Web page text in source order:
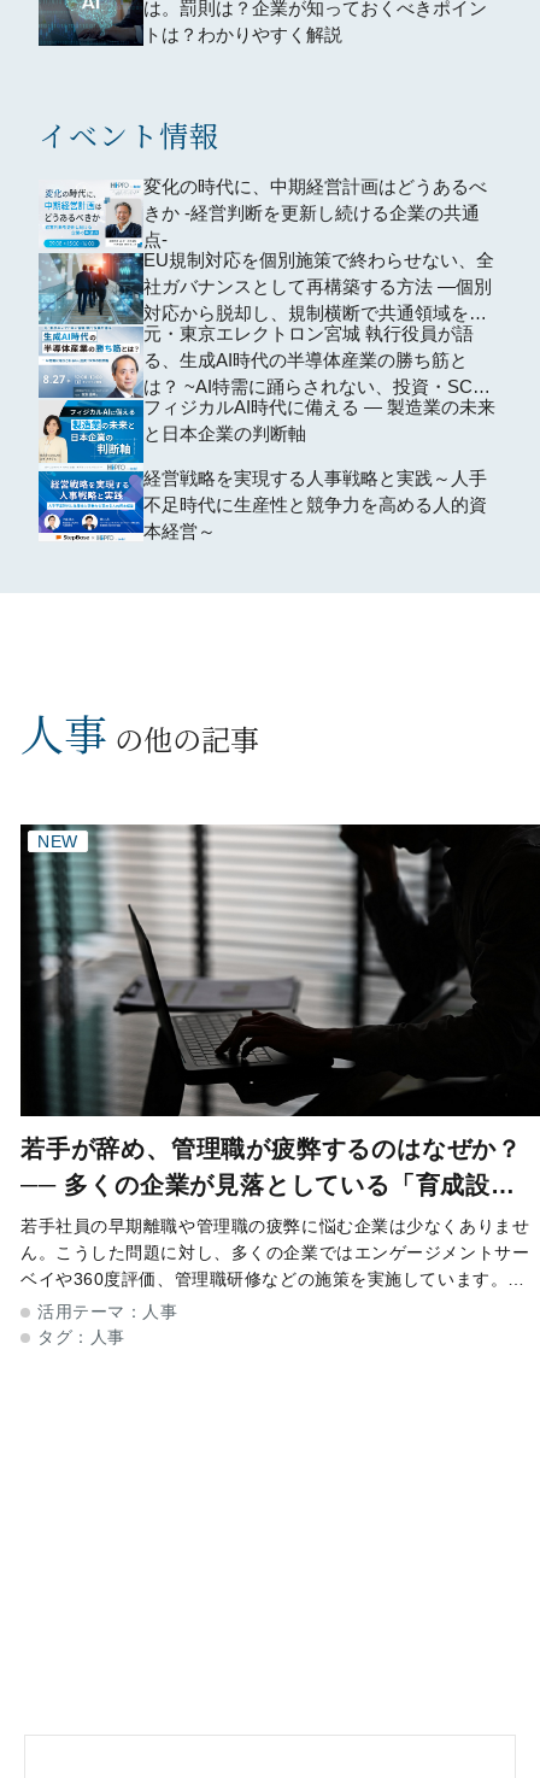
は。罰則は？企業が知っておくべきポイン
トは？わかりやすく解説
イベント情報
変化の時代に、中期経営計画はどうあるべ
きか -経営判断を更新し続ける企業の共通
点-
EU規制対応を個別施策で終わらせない、全
社ガバナンスとして再構築する方法 ―個別
対応から脱却し、規制横断で共通領域を再
編するための全社設計―
元・東京エレクトロン宮城 執行役員が語
る、生成AI時代の半導体産業の勝ち筋と
は？ ~AI特需に踊らされない、投資・SCM
の判断軸~
フィジカルAI時代に備える ― 製造業の未来
と日本企業の判断軸
経営戦略を実現する人事戦略と実践～人手
不足時代に生産性と競争力を高める人的資
本経営～
人事 の他の記事
NEW
若手が辞め、管理職が疲弊するのはなぜか？
── 多くの企業が見落としている「育成設
計」の問題
若手社員の早期離職や管理職の疲弊に悩む企業は少なくありませ
ん。こうした問題に対し、多くの企業ではエンゲージメントサー
ベイや360度評価、管理職研修などの施策を実施しています。し
かし、十分な改善につながらず、同じ課題をくり返しているケー
スも見受けられます。なぜ離
活用テーマ： 人事
タグ： 人事